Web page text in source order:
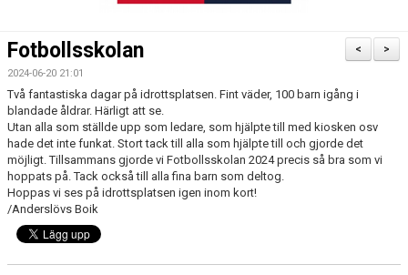
KALENDER
BILDGALLERI
DOKUMENT
VÅRA LAG/TRÄNARE
MATCHER
SPORTADMIN SUPPORT
>
<
Fotbollsskolan
2024-06-20 21:01
Två fantastiska dagar på idrottsplatsen. Fint väder, 100 barn igång i
blandade åldrar. Härligt att se.
Utan alla som ställde upp som ledare, som hjälpte till med kiosken osv
hade det inte funkat. Stort tack till alla som hjälpte till och gjorde det
möjligt. Tillsammans gjorde vi Fotbollsskolan 2024 precis så bra som vi
hoppats på. Tack också till alla fina barn som deltog.
Hoppas vi ses på idrottsplatsen igen inom kort!
/Anderslövs Boik